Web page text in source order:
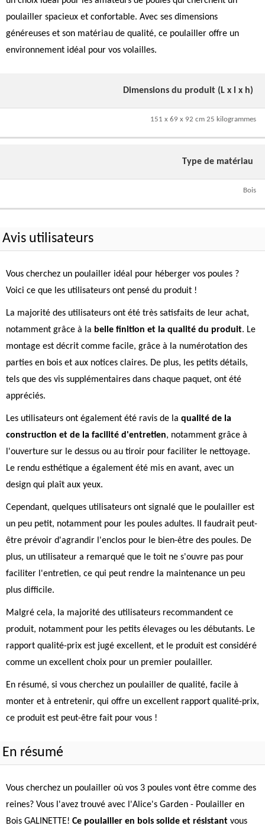
poulailler spacieux et confortable. Avec ses dimensions
généreuses et son matériau de qualité, ce poulailler offre un
environnement idéal pour vos volailles.
Dimensions du produit (L x l x h)
151 x 69 x 92 cm 25 kilogrammes
Type de matériau
Bois
Avis utilisateurs
Vous cherchez un poulailler idéal pour héberger vos poules ?
Voici ce que les utilisateurs ont pensé du produit !
La majorité des utilisateurs ont été très satisfaits de leur achat,
notamment grâce à la belle finition et la qualité du produit. Le
montage est décrit comme facile, grâce à la numérotation des
parties en bois et aux notices claires. De plus, les petits détails,
tels que des vis supplémentaires dans chaque paquet, ont été
appréciés.
Les utilisateurs ont également été ravis de la qualité de la
construction et de la facilité d'entretien, notamment grâce à
l'ouverture sur le dessus ou au tiroir pour faciliter le nettoyage.
Le rendu esthétique a également été mis en avant, avec un
design qui plaît aux yeux.
Cependant, quelques utilisateurs ont signalé que le poulailler est
un peu petit, notamment pour les poules adultes. Il faudrait peut-
être prévoir d'agrandir l'enclos pour le bien-être des poules. De
plus, un utilisateur a remarqué que le toit ne s'ouvre pas pour
faciliter l'entretien, ce qui peut rendre la maintenance un peu
plus difficile.
Malgré cela, la majorité des utilisateurs recommandent ce
produit, notamment pour les petits élevages ou les débutants. Le
rapport qualité-prix est jugé excellent, et le produit est considéré
comme un excellent choix pour un premier poulailler.
En résumé, si vous cherchez un poulailler de qualité, facile à
monter et à entretenir, qui offre un excellent rapport qualité-prix,
ce produit est peut-être fait pour vous !
En résumé
Vous cherchez un poulailler où vos 3 poules vont être comme des
reines? Vous l'avez trouvé avec l'Alice's Garden - Poulailler en
Bois GALINETTE! Ce poulailler en bois solide et résistant vous